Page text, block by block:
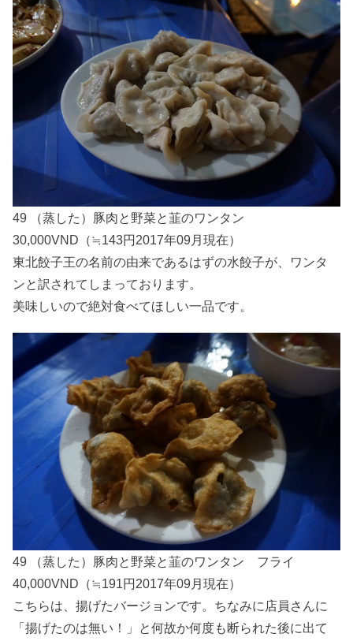
49 （蒸した）豚肉と野菜と韮のワンタン
30,000VND（≒143円2017年09月現在）
東北餃子王の名前の由来であるはずの水餃子が、ワンタ
ンと訳されてしまっております。
美味しいので絶対食べてほしい一品です。
49 （蒸した）豚肉と野菜と韮のワンタン フライ
40,000VND（≒191円2017年09月現在）
こちらは、揚げたバージョンです。ちなみに店員さんに
「揚げたのは無い！」と何故か何度も断られた後に出て